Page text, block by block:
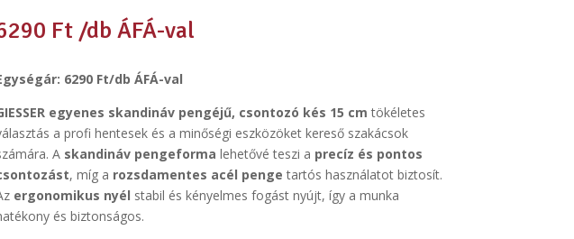
Ft /db ÁFÁ-val
6290 Ft/db ÁFÁ-val
egyenes skandináv pengéjű, csontozó kés 15 cm tökéletes
a profi hentesek és a minőségi eszközöket kereső szakácsok
A skandináv pengeforma lehetővé teszi a precíz és pontos
, míg a rozsdamentes acél penge tartós használatot biztosít.
ergonomikus nyél stabil és kényelmes fogást nyújt, így a munka
és biztonságos.